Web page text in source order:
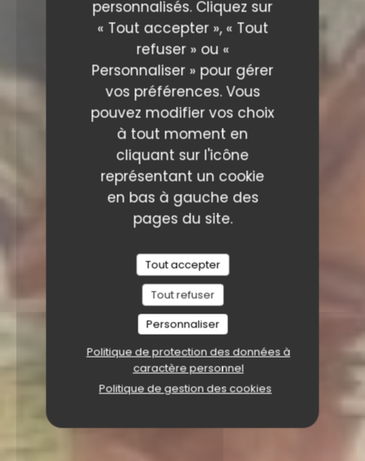
personnalisés. Cliquez sur
« Tout accepter », « Tout
refuser » ou «
Personnaliser » pour gérer
vos préférences. Vous
pouvez modifier vos choix
à tout moment en
cliquant sur l'icône
représentant un cookie
en bas à gauche des
pages du site.
Tout accepter
Tout refuser
Personnaliser
Politique de protection des données à
caractère personnel
Politique de gestion des cookies